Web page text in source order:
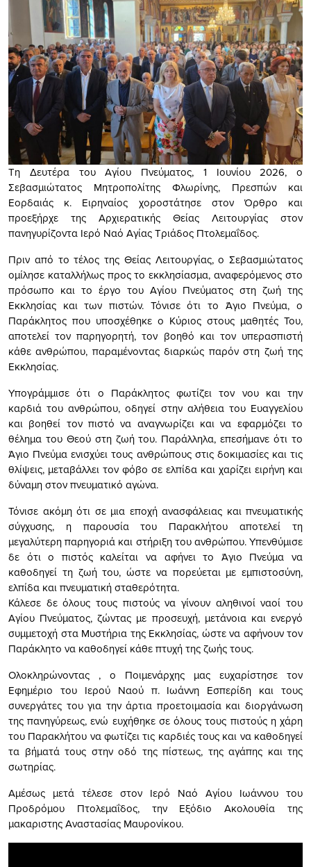
Τη Δευτέρα του Αγίου Πνεύματος, 1 Ιουνίου 2026, ο
Σεβασμιώτατος Μητροπολίτης Φλωρίνης, Πρεσπών και
Εορδαιάς κ. Ειρηναίος χοροστάτησε στον Όρθρο και
προεξήρχε της Αρχιερατικής Θείας Λειτουργίας στον
πανηγυρίζοντα Ιερό Ναό Αγίας Τριάδος Πτολεμαΐδος.
Πριν από το τέλος της Θείας Λειτουργίας, ο Σεβασμιώτατος
ομίλησε καταλλήλως προς το εκκλησίασμα, αναφερόμενος στο
πρόσωπο και το έργο του Αγίου Πνεύματος στη ζωή της
Εκκλησίας και των πιστών. Τόνισε ότι το Άγιο Πνεύμα, ο
Παράκλητος που υποσχέθηκε ο Κύριος στους μαθητές Του,
αποτελεί τον παρηγορητή, τον βοηθό και τον υπερασπιστή
κάθε ανθρώπου, παραμένοντας διαρκώς παρόν στη ζωή της
Εκκλησίας.
Υπογράμμισε ότι ο Παράκλητος φωτίζει τον νου και την
καρδιά του ανθρώπου, οδηγεί στην αλήθεια του Ευαγγελίου
και βοηθεί τον πιστό να αναγνωρίζει και να εφαρμόζει το
θέλημα του Θεού στη ζωή του. Παράλληλα, επεσήμανε ότι το
Άγιο Πνεύμα ενισχύει τους ανθρώπους στις δοκιμασίες και τις
θλίψεις, μεταβάλλει τον φόβο σε ελπίδα και χαρίζει ειρήνη και
δύναμη στον πνευματικό αγώνα.
Τόνισε ακόμη ότι σε μια εποχή ανασφάλειας και πνευματικής
σύγχυσης, η παρουσία του Παρακλήτου αποτελεί τη
μεγαλύτερη παρηγοριά και στήριξη του ανθρώπου. Υπενθύμισε
δε ότι ο πιστός καλείται να αφήνει το Άγιο Πνεύμα να
καθοδηγεί τη ζωή του, ώστε να πορεύεται με εμπιστοσύνη,
ελπίδα και πνευματική σταθερότητα.
Κάλεσε δε όλους τους πιστούς να γίνουν αληθινοί ναοί του
Αγίου Πνεύματος, ζώντας με προσευχή, μετάνοια και ενεργό
συμμετοχή στα Μυστήρια της Εκκλησίας, ώστε να αφήνουν τον
Παράκλητο να καθοδηγεί κάθε πτυχή της ζωής τους.
Ολοκληρώνοντας , ο Ποιμενάρχης μας ευχαρίστησε τον
Εφημέριο του Ιερού Ναού π. Ιωάννη Εσπερίδη και τους
συνεργάτες του για την άρτια προετοιμασία και διοργάνωση
της πανηγύρεως, ενώ ευχήθηκε σε όλους τους πιστούς η χάρη
του Παρακλήτου να φωτίζει τις καρδιές τους και να καθοδηγεί
τα βήματά τους στην οδό της πίστεως, της αγάπης και της
σωτηρίας.
Αμέσως μετά τέλεσε στον Ιερό Ναό Αγίου Ιωάννου του
Προδρόμου Πτολεμαΐδος, την Εξόδιο Ακολουθία της
μακαριστης Αναστασίας Μαυρονίκου.